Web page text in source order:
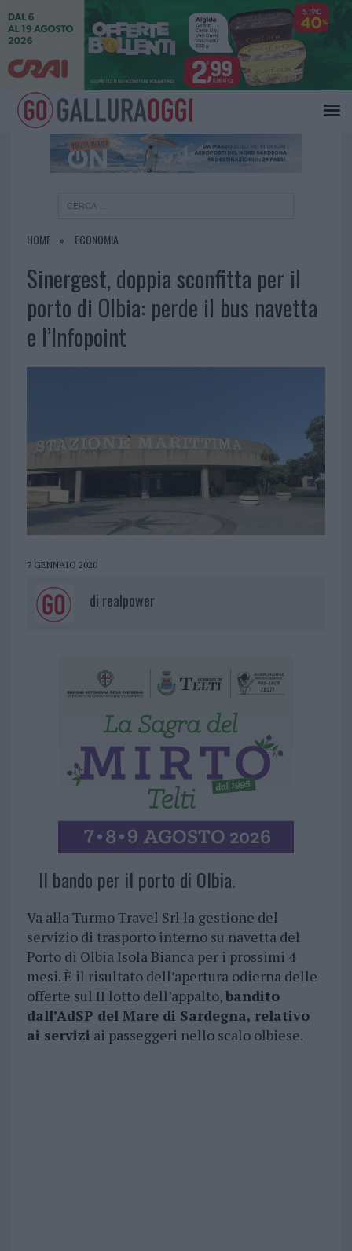
HOME ECONOMIA
Sinergest, doppia sconfitta per il
porto di Olbia: perde il bus navetta
e l’Infopoint
7 GENNAIO 2020
di realpower
Il bando per il porto di Olbia.
Va alla Turmo Travel Srl la gestione del
servizio di trasporto interno su navetta del
Porto di Olbia Isola Bianca per i prossimi 4
mesi. È il risultato dell’apertura odierna delle
offerte sul II lotto dell’appalto,bandito
dall’AdSP del Mare di Sardegna, relativo
ai servizi ai passeggeri nello scalo olbiese.
×